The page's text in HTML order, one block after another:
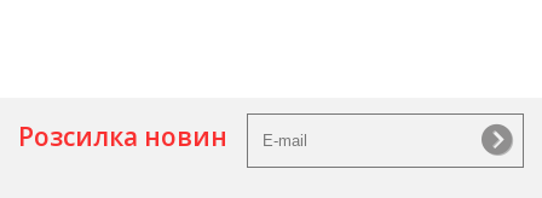
Розсилка новин